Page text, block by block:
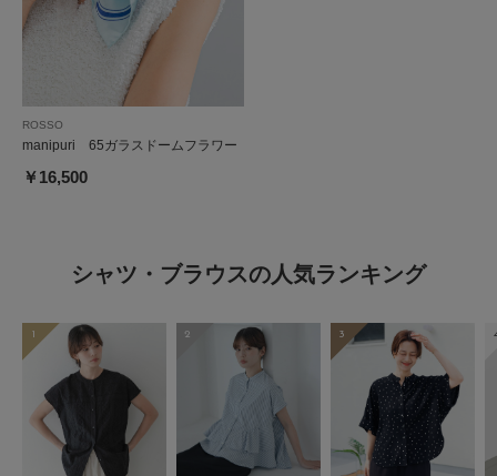
ROSSO
manipuri 65ガラスドームフラワー
￥16,500
シャツ・ブラウスの人気ランキング
1 2 3